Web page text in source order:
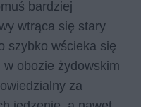
bardziej
wtrąca się stary
szybko wścieka się
obozie żydowskim
za